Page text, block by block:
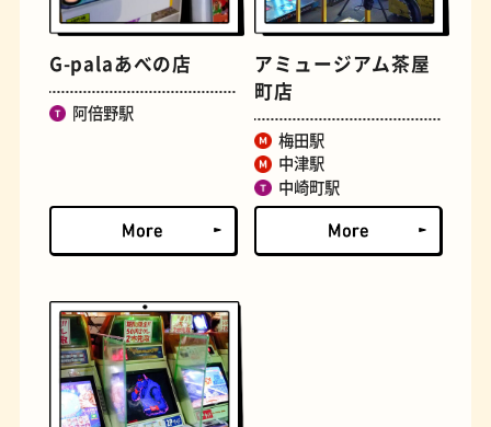
ジューススタンド たまごサンド
文房具
G-palaあべの店
阿倍野駅
アミュージアム茶屋
町店
梅田駅
中津駅
中崎町駅